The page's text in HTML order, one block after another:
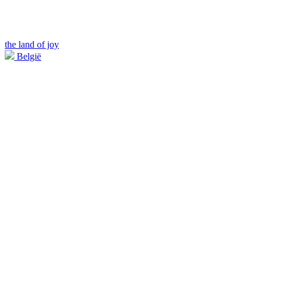
the land of joy
België